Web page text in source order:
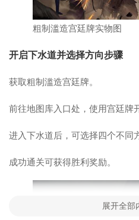
粗制滥造宫廷牌实物图
开启下水道并选择方向步骤
获取粗制滥造宫廷牌。
前往地图库入口处，使用宫廷牌
进入下水道后，可选择四个不同
成功通关可获得胜利奖励。
展开全部